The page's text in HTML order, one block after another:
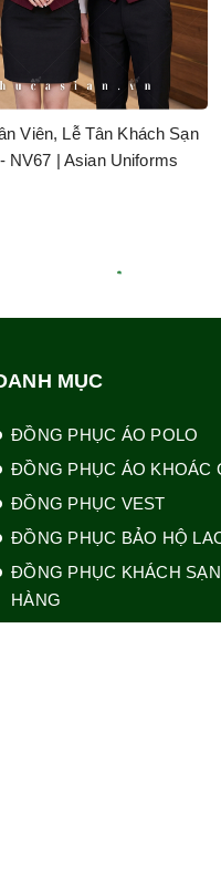
Viên, Lễ Tân Khách Sạn
NV67 | Asian Uniforms
MỤC
ĐỒNG PHỤC ÁO POLO
ĐỒNG PHỤC ÁO KHOÁC
ĐỒNG PHỤC VEST
ĐỒNG PHỤC BẢO HỘ
ĐỒNG PHỤC KHÁCH
HÀNG